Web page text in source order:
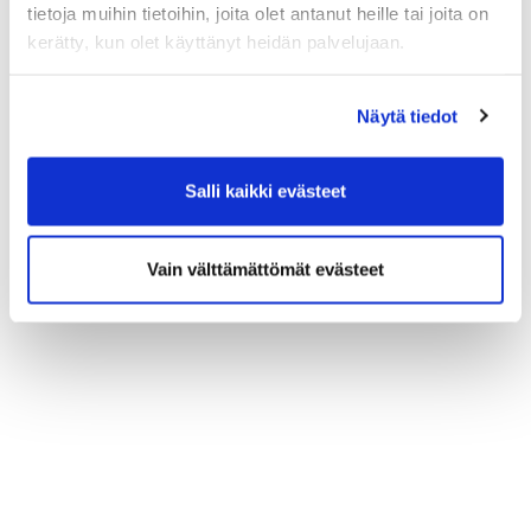
tietoja muihin tietoihin, joita olet antanut heille tai joita on
kerätty, kun olet käyttänyt heidän palvelujaan.
Näytä tiedot
Salli kaikki evästeet
Vain välttämättömät evästeet